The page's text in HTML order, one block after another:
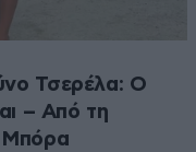
Τσερέλα: Ο
– Από τη
Μπόρα